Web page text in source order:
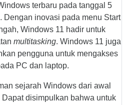
terbaru pada tanggal 5
Dengan inovasi pada menu Start
Windows 11 hadir untuk
multitasking. Windows 11 juga
pengguna untuk mengakses
PC dan laptop.
sejarah Windows dari awal
disimpulkan bahwa untuk